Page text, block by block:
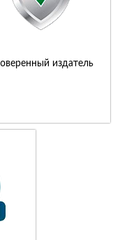
издатель